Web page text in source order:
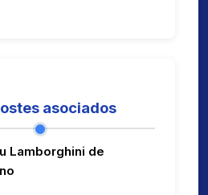
asociados
Lamborghini de